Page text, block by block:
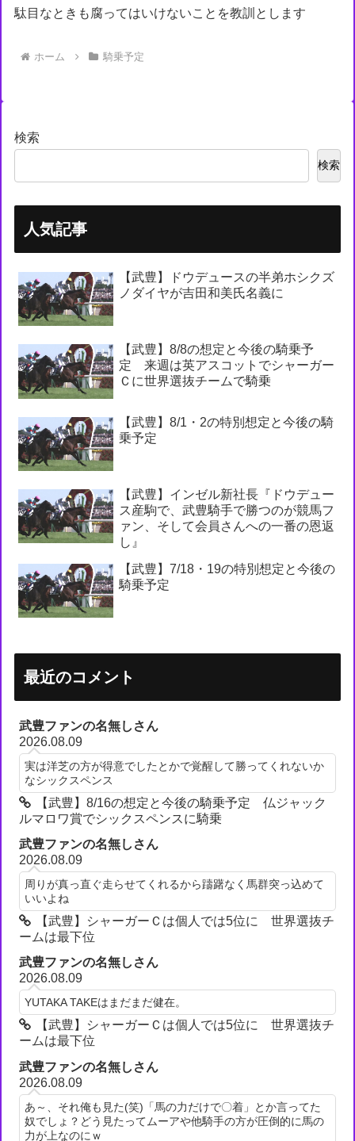
駄目なときも腐ってはいけないことを教訓とします
ホーム 騎乗予定
検索
検索
人気記事
【武豊】ドウデュースの半弟ホシクズ
ノダイヤが吉田和美氏名義に
【武豊】8/8の想定と今後の騎乗予
定 来週は英アスコットでシャーガー
Ｃに世界選抜チームで騎乗
【武豊】8/1・2の特別想定と今後の騎
乗予定
【武豊】インゼル新社長『ドウデュー
ス産駒で、武豊騎手で勝つのが競馬フ
ァン、そして会員さんへの一番の恩返
し』
【武豊】7/18・19の特別想定と今後の
騎乗予定
最近のコメント
武豊ファンの名無しさん
2026.08.09
実は洋芝の方が得意でしたとかで覚醒して勝ってくれないか
なシックスペンス
【武豊】8/16の想定と今後の騎乗予定 仏ジャック
ルマロワ賞でシックスペンスに騎乗
武豊ファンの名無しさん
2026.08.09
周りが真っ直ぐ走らせてくれるから躊躇なく馬群突っ込めて
いいよね
【武豊】シャーガーＣは個人では5位に 世界選抜チ
ームは最下位
武豊ファンの名無しさん
2026.08.09
YUTAKA TAKEはまだまだ健在。
【武豊】シャーガーＣは個人では5位に 世界選抜チ
ームは最下位
武豊ファンの名無しさん
2026.08.09
あ～、それ俺も見た(笑)「馬の力だけで〇着」とか言ってた
奴でしょ？どう見たってムーアや他騎手の方が圧倒的に馬の
力が上なのにｗ